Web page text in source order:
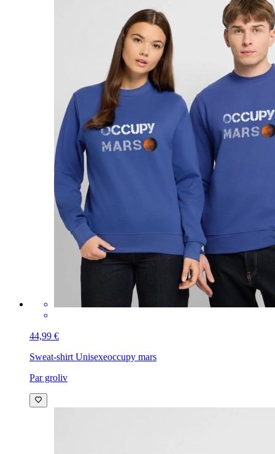
44,99 €
Sweat-shirt Unisexeoccupy mars
Par groliv